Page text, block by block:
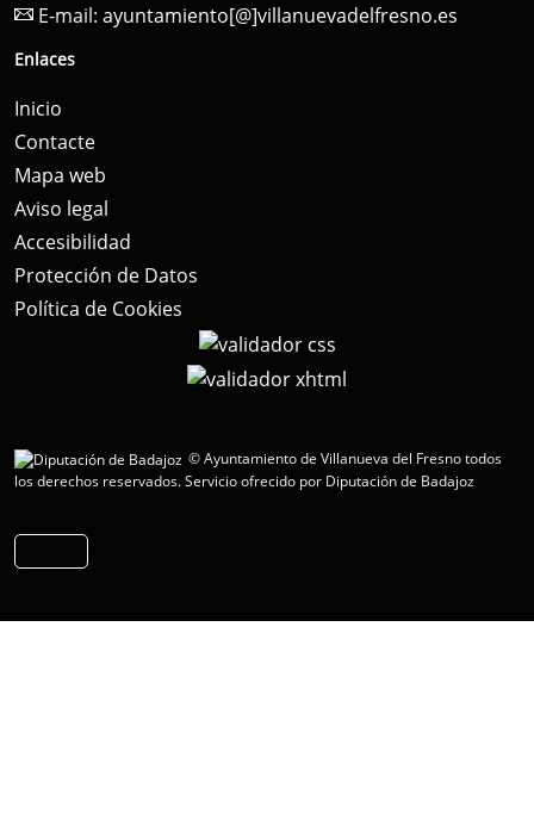
E-mail: ayuntamiento[@]villanuevadelfresno.es
Enlaces
Inicio
Contacte
Mapa web
Aviso legal
Accesibilidad
Protección de Datos
Política de Cookies
© Ayuntamiento de Villanueva del Fresno todos
los derechos reservados.Servicio ofrecido por Diputación de Badajoz